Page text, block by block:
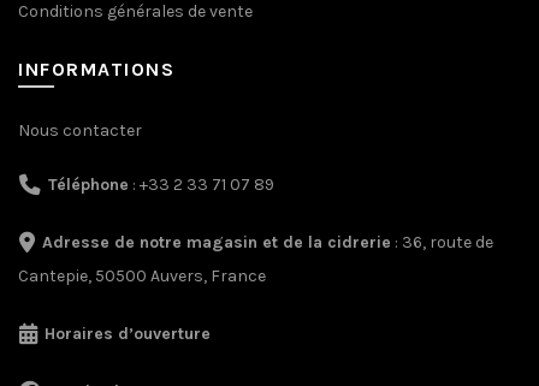
Conditions générales de vente
INFORMATIONS
Nous contacter
Téléphone : +33 2 33 71 07 89
Adresse de notre magasin et de la cidrerie : 36, route de
Cantepie, 50500 Auvers, France
Horaires d’ouverture